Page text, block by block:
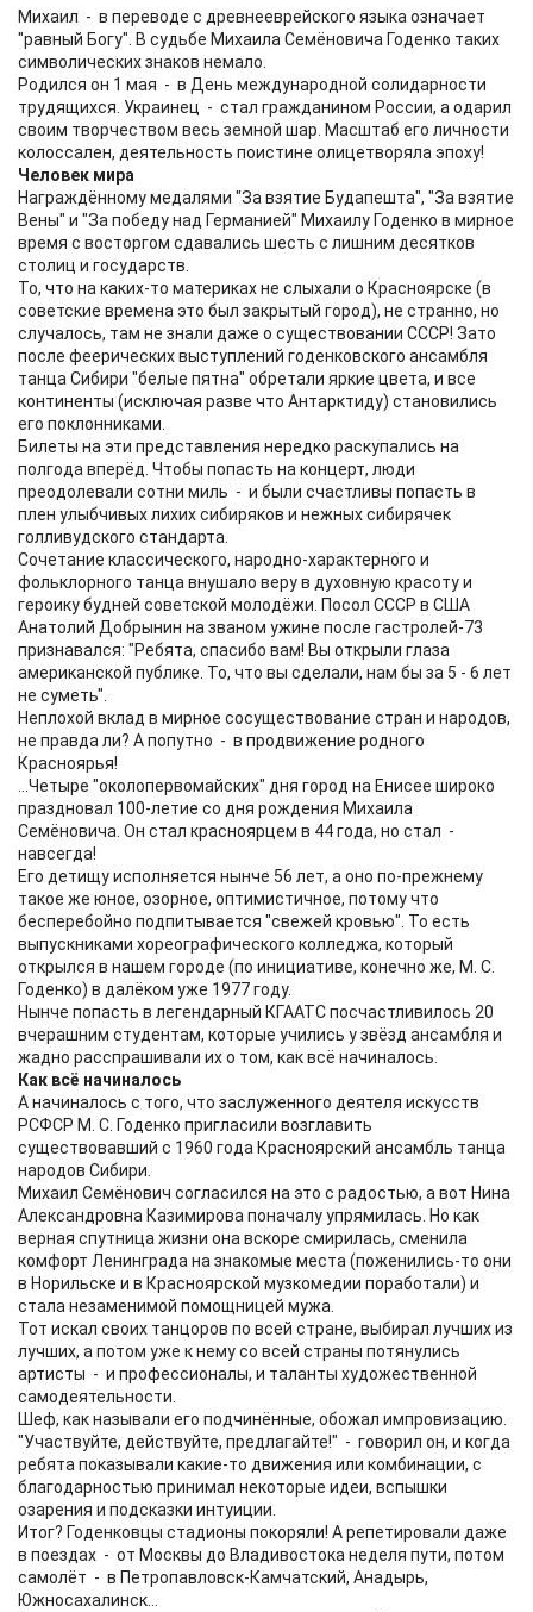
Михаил - в переводе с древнееврейского языка означает
"равный Богу". В судьбе Михаила Семёновича Годенко таких
символических знаков немало.
Родился он 1 мая - в День международной солидарности
трудящихся. Украинец - стал гражданином России, а одарил
своим творчеством весь земной шар. Масштаб его личности
колоссален, деятельность поистине олицетворяла эпоху!
Человек мира
Награждённому медалями "За взятие Будапешта", "За взятие
Вены" и "За победу над Германией" Михаилу Годенко в мирное
время с восторгом сдавались шесть с лишним десятков
столиц и государств.
То, что на каких-то материках не слыхали о Красноярске (в
советские времена это был закрытый город), не странно, но
случалось, там не знали даже о существовании СССР! Зато
после феерических выступлений годенковского ансамбля
танца Сибири "белые пятна" обретали яркие цвета, и все
континенты (исключая разве что Антарктиду) становились
его поклонниками.
Билеты на эти представления нередко раскупались на
полгода вперёд. Чтобы попасть на концерт, люди
преодолевали сотни миль - и были счастливы попасть в
плен улыбчивых лихих сибиряков и нежных сибирячек
голливудского стандарта.
Сочетание классического, народно-характерного и
фольклорного танца внушало веру в духовную красоту и
героику будней советской молодёжи. Посол СССР в США
Анатолий Добрынин на званом ужине после гастролей-73
признавался: "Ребята, спасибо вам! Вы открыли глаза
американской публике. То, что вы сделали, нам бы за 5 - 6 лет
не суметь".
Неплохой вклад в мирное сосуществование стран и народов,
не правда ли? А попутно - в продвижение родного
Красноярья!
...Четыре "околопервомайских" дня город на Енисее широко
праздновал 100-летие со дня рождения Михаила
Семёновича. Он стал красноярцем в 44 года, но стал -
навсегда!
Его детищу исполняется нынче 56 лет, а оно по-прежнему
такое же юное, озорное, оптимистичное, потому что
бесперебойно подпитывается "свежей кровью". То есть
выпускниками хореографического колледжа, который
открылся в нашем городе (по инициативе, конечно же, М. С.
Годенко) в далёком уже 1977 году.
Нынче попасть в легендарный КГААТС посчастливилось 20
вчерашним студентам, которые учились у звёзд ансамбля и
жадно расспрашивали их о том, как всё начиналось.
Как всё начиналось
А начиналось с того, что заслуженного деятеля искусств
РСФСР М. С. Годенко пригласили возглавить
существовавший с 1960 года Красноярский ансамбль танца
народов Сибири.
Михаил Семёнович согласился на это с радостью, а вот Нина
Александровна Казимирова поначалу упрямилась. Но как
верная спутница жизни она вскоре смирилась, сменила
комфорт Ленинграда на знакомые места (поженились-то они
в Норильске и в Красноярской музкомедии поработали) и
стала незаменимой помощницей мужа.
Тот искал своих танцоров по всей стране, выбирал лучших из
лучших, а потом уже к нему со всей страны потянулись
артисты - и профессионалы, и таланты художественной
самодеятельности.
Шеф, как называли его подчинённые, обожал импровизацию.
"Участвуйте, действуйте, предлагайте!" - говорил он, и когда
ребята показывали какие-то движения или комбинации, с
благодарностью принимал некоторые идеи, вспышки
озарения и подсказки интуиции.
Итог? Годенковцы стадионы покоряли! А репетировали даже
в поездах - от Москвы до Владивостока неделя пути, потом
самолёт - в Петропавловск-Камчатский, Анадырь,
Южносахалинск...